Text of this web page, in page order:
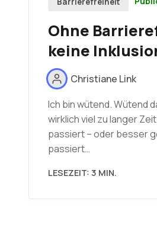
Ohne
keine
Christiane Link
Ich bin wütend. Wütend
wirklich viel zu langer
passiert – oder besser
passiert…
LESEZEIT: 3 MIN.